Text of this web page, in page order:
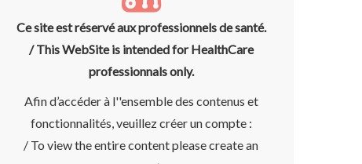
Ce site est réservé aux professionnels de santé.
/ This WebSite is intended for HealthCare
professionnals only.
Afin d’accéder à l''ensemble des contenus et
fonctionnalités, veuillez créer un compte :
/ To view the entire content please create an